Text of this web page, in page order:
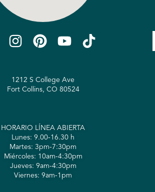
1212 S College Ave
Fort Collins, CO 80524
HORARIO LÍNEA ABIERTA
Lunes: 9.00-16.30 h
Martes: 3pm-7:30pm
Miércoles: 10am-4:30pm
Jueves: 9am-4:30pm
Viernes: 9am-1pm